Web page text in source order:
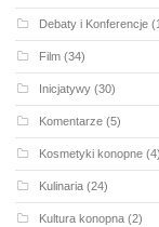
Debaty i Konferencje
Film (34)
Inicjatywy (30)
Komentarze (5)
Kosmetyki konopne (4)
Kulinaria (24)
Kultura konopna (2)